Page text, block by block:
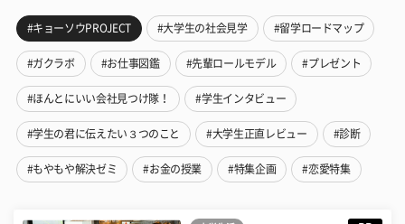
#キョーソウPROJECT #大学生の社会見学 #留学ロードマップ
#ガクラボ #お仕事図鑑 #先輩ロールモデル #プレゼント
#ほんとにいい会社見つけ隊！ #学生インタビュー
#学生の君に伝えたい３つのこと #大学生正直レビュー #診断
#もやもや解決ゼミ #お金の授業 #特集企画 #恋愛特集